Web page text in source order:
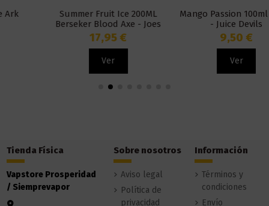
Summer Fruit Ice 200ML
Berseker Blood Axe - Joes
Mango Passion 100ml Fruits
- Juice Devils
Tienda Física
Vapstore Prosperidad
/ Siemprevapor
Sobre nosotros
Aviso legal
Política de
privacidad
Información
Términos y
condiciones
Envío